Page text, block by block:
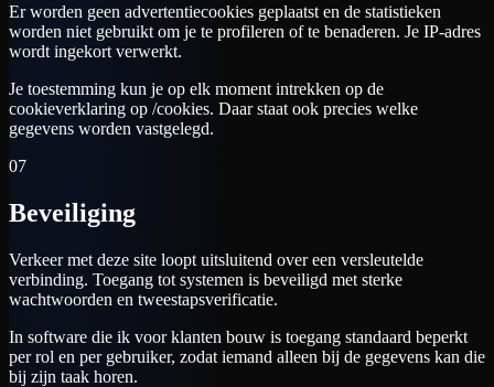
Er worden geen advertentiecookies geplaatst en de statistieken
worden niet gebruikt om je te profileren of te benaderen. Je IP-adres
wordt ingekort verwerkt.
Je toestemming kun je op elk moment intrekken op de
cookieverklaring op /cookies. Daar staat ook precies welke
gegevens worden vastgelegd.
07
Beveiliging
Verkeer met deze site loopt uitsluitend over een versleutelde
verbinding. Toegang tot systemen is beveiligd met sterke
wachtwoorden en tweestapsverificatie.
In software die ik voor klanten bouw is toegang standaard beperkt
per rol en per gebruiker, zodat iemand alleen bij de gegevens kan die
bij zijn taak horen.